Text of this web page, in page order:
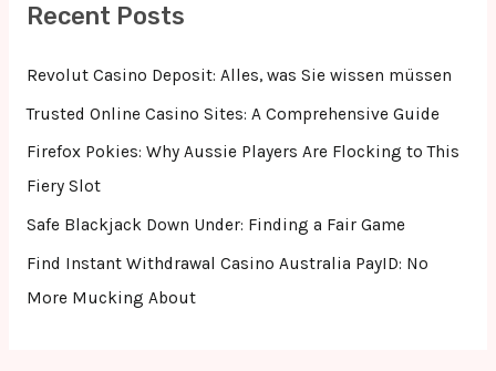
f
Recent Posts
Revolut Casino Deposit: Alles, was Sie wissen müssen
Trusted Online Casino Sites: A Comprehensive Guide
Firefox Pokies: Why Aussie Players Are Flocking to This
Fiery Slot
Safe Blackjack Down Under: Finding a Fair Game
Find Instant Withdrawal Casino Australia PayID: No
More Mucking About